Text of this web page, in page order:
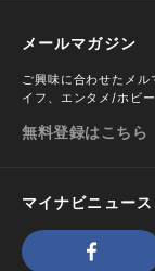
メールマガジン
ご興味に合わせたメ
イフ、エンタメ/ホビ
無料登録はこちら
マイナビニュー